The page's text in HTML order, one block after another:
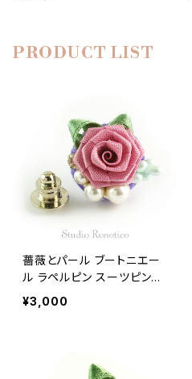
PRODUCT LIST
薔薇とパール ブートニエー
ル ラペルピン スーツピン
ピンブローチ メンズ レディ
ース ピンク
¥3,000